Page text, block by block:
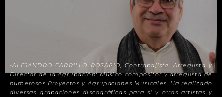
-ALEJANDRO CARRILLO ROSARIO; Contrabajista, Arreglista y
Director de la Agrupación; Músico compositor y arreglista de
numerosos Proyectos y Agrupaciones Musicales. Ha realizado
diversas grabaciones discográficas para sí y otros artistas y